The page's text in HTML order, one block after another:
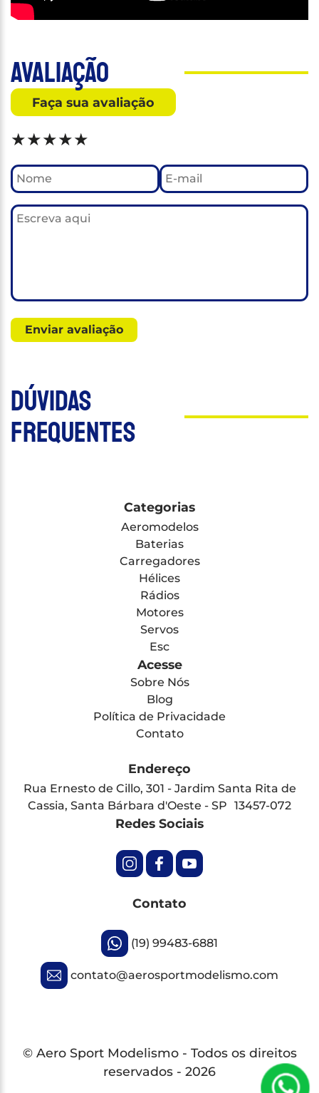
Avaliação
Faça sua avaliação
★★★★★
Dúvidas
Frequentes
Categorias
Aeromodelos
Baterias
Carregadores
Hélices
Rádios
Motores
Servos
Esc
Acesse
Sobre Nós
Blog
Política de Privacidade
Contato
Endereço
Rua Ernesto de Cillo, 301 - Jardim Santa Rita de
Cassia, Santa Bárbara d'Oeste - SP 13457-072
Redes Sociais
Contato
(19) 99483-6881
contato@aerosportmodelismo.com
© Aero Sport Modelismo - Todos os direitos
reservados - 2026